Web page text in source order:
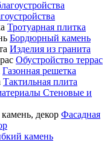
Тротуарная плитка
Бордюрный камень
Изделия из гранита
Обустройство террас
Газонная решетка
Тактильная плита
Стеновые и
Фасадная
камень